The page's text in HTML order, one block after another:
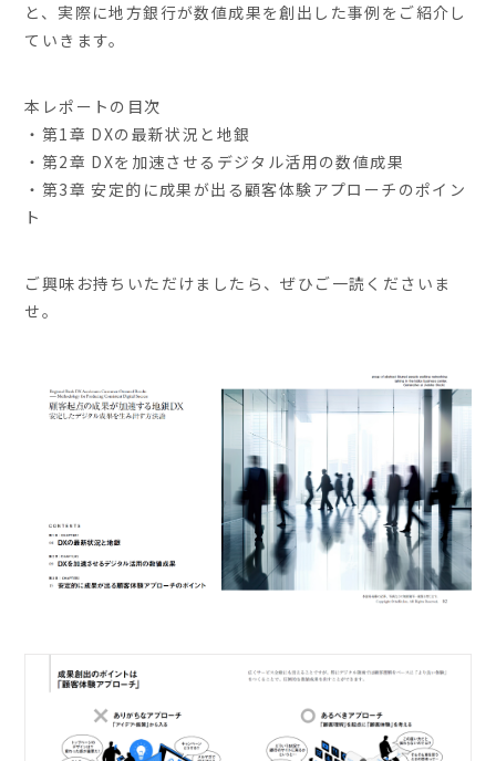
と、実際に地方銀行が数値成果を創出した事例をご紹介し
ていきます。
本レポートの目次
・第1章 DXの最新状況と地銀
・第2章 DXを加速させるデジタル活用の数値成果
・第3章 安定的に成果が出る顧客体験アプローチのポイン
ト
ご興味お持ちいただけましたら、ぜひご一読くださいま
せ。